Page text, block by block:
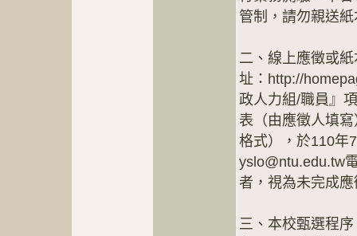
管制，請勿親送
二、線上應徵或
址：http://
政人力組/職員』
表（由應徵人填
格式），於110年
yslo@ntu.edu.tw
者，視為未完成
三、本校甄選程